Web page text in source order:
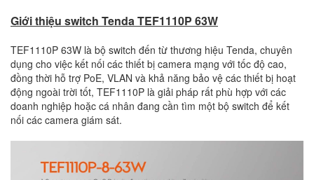
Giới thiệu switch Tenda TEF1110P 63W
TEF1110P 63W là bộ switch đến từ thương hiệu Tenda, chuyên
dụng cho việc kết nối các thiết bị camera mạng với tốc độ cao,
đồng thời hỗ trợ PoE, VLAN và khả năng bảo vệ các thiết bị hoạt
động ngoài trời tốt, TEF1110P là giải pháp rất phù hợp với các
doanh nghiệp hoặc cá nhân đang cần tìm một bộ switch để kết
nối các camera giám sát.